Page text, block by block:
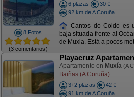
8 Fotos
(3 comentarios)
6 plazas
30 €
92 km de A Coruña
Cantos do Coido es
baja situada frente al
de Muxia. Está a pocos
Playacruz
Apartamento en Muxía (A
Baiñas (A Coruña)
3+2 plazas
42 €
91 km de A Coruña